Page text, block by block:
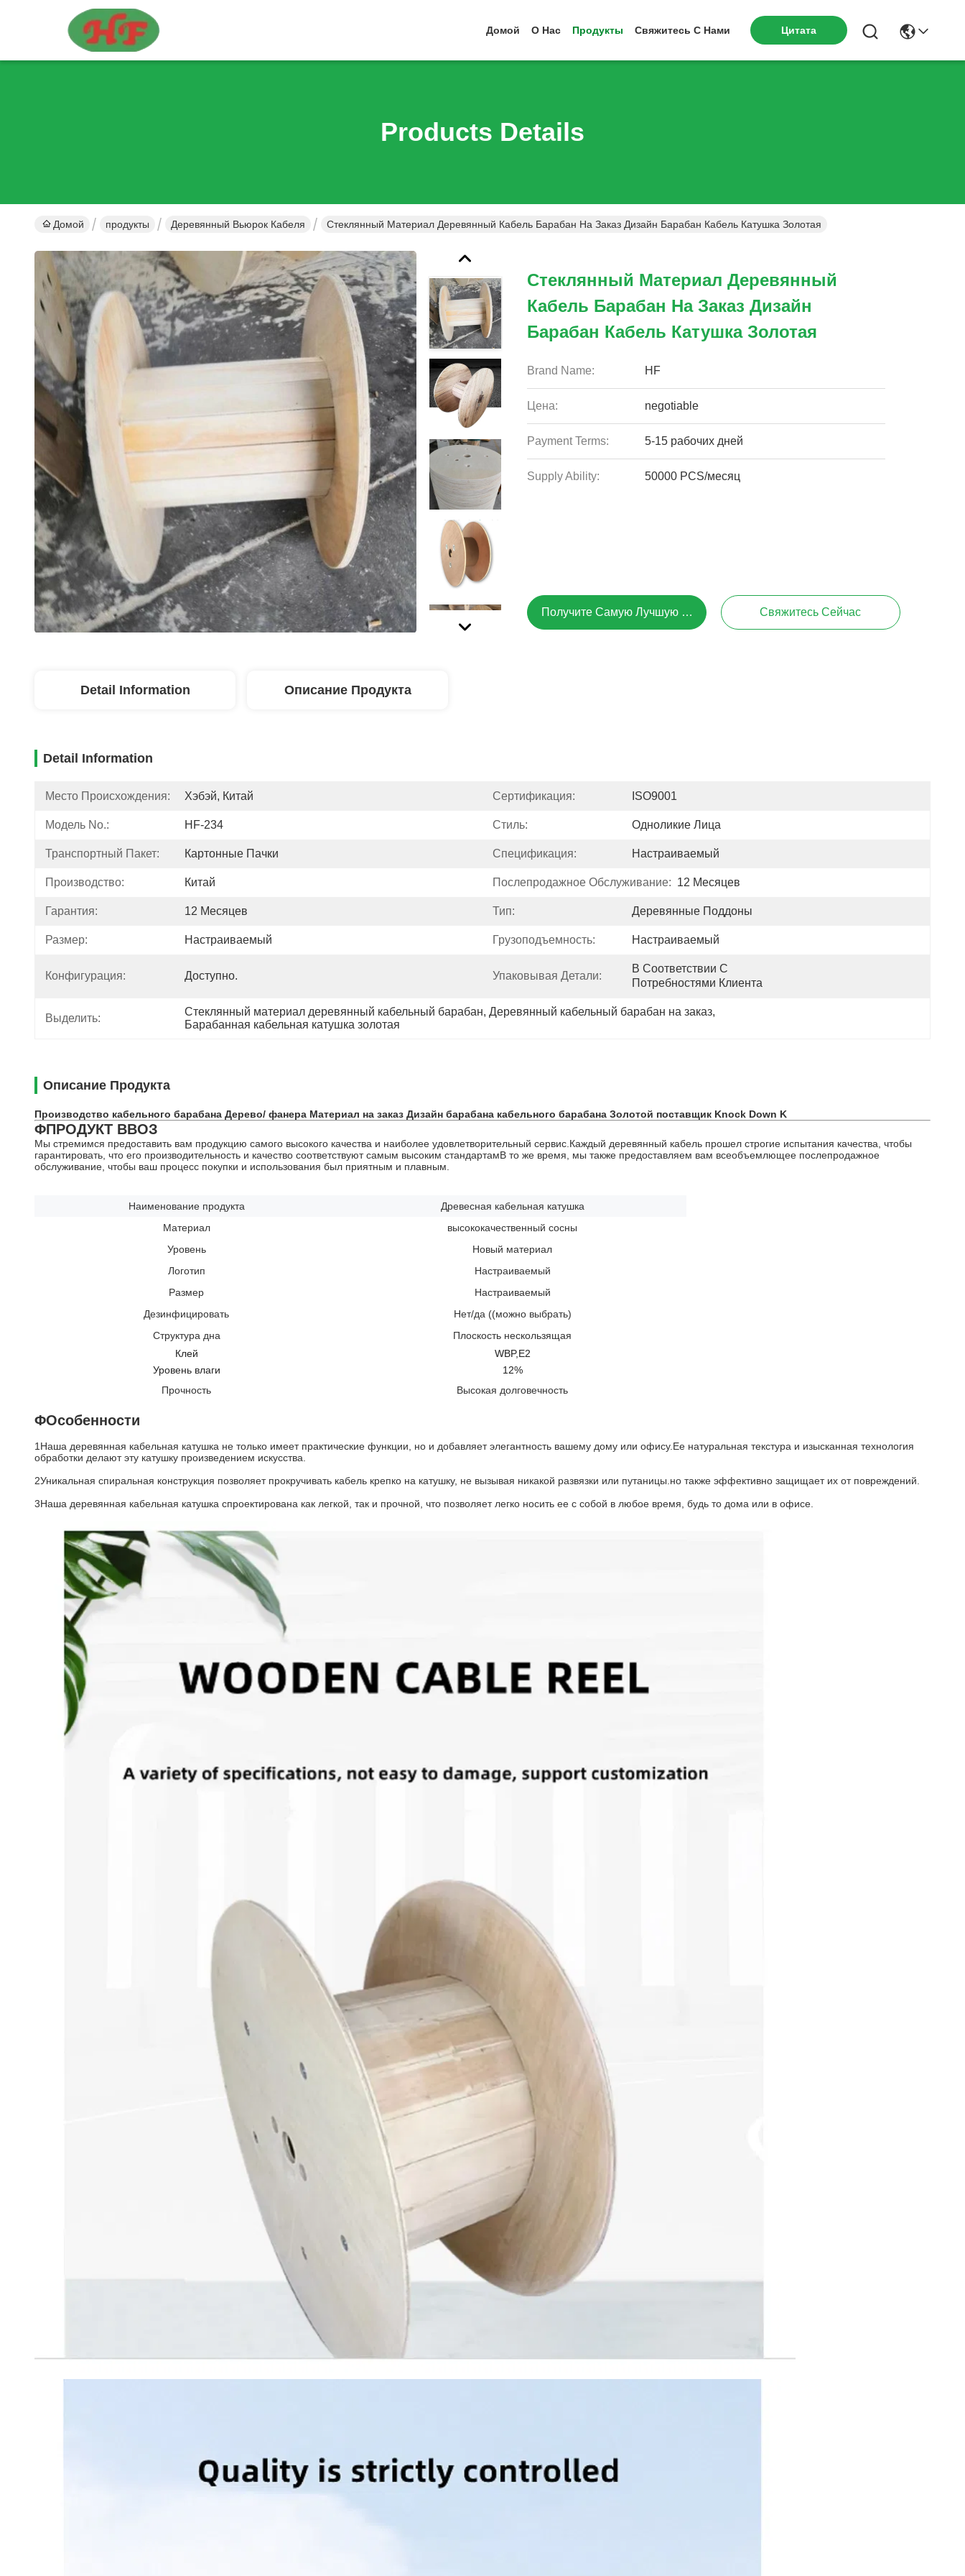
Домой О Нас Продукты Свяжитесь С Нами Цитата
Products Details
Домой продукты Деревянный Вьюрок Кабеля Стеклянный Материал Деревянный Кабель Барабан На Заказ Дизайн Барабан Кабель Катушка Золотая
Стеклянный Материал Деревянный
Кабель Барабан На Заказ Дизайн
Барабан Кабель Катушка Золотая
Brand Name: HF
Цена: negotiable
Payment Terms: 5-15 рабочих дней
Supply Ability: 50000 PCS/месяц
Получите Самую Лучшую Цену Свяжитесь Сейчас
Detail Information Описание Продукта
Detail Information
Место Происхождения: Хэбэй, Китай Сертификация: ISO9001
Модель No.: HF-234 Стиль: Одноликие Лица
Транспортный Пакет: Картонные Пачки Спецификация: Настраиваемый
Производство: Китай Послепродажное Обслуживание: 12 Месяцев
Гарантия: 12 Месяцев Тип: Деревянные Поддоны
Размер: Настраиваемый Грузоподъемность: Настраиваемый
Конфигурация: Доступно. Упаковывая Детали:
В Соответствии С
Потребностями Клиента
Выделить:
Стеклянный материал деревянный кабельный барабан, Деревянный кабельный барабан на заказ,
Барабанная кабельная катушка золотая
Описание Продукта
Производство кабельного барабана Дерево/ фанера Материал на заказ Дизайн барабана кабельного барабана Золотой поставщик Knock Down K
ΦПРОДУКТ ВВОЗ
Мы стремимся предоставить вам продукцию самого высокого качества и наиболее удовлетворительный сервис.Каждый деревянный кабель прошел строгие испытания качества, чтобы
гарантировать, что его производительность и качество соответствуют самым высоким стандартамВ то же время, мы также предоставляем вам всеобъемлющее послепродажное
обслуживание, чтобы ваш процесс покупки и использования был приятным и плавным.
Наименование продукта
Древесная кабельная катушка
Материал
высококачественный сосны
Уровень
Новый материал
Логотип
Настраиваемый
Размер
Настраиваемый
Дезинфицировать
Нет/да ((можно выбрать)
Структура дна
Плоскость нескользящая
Клей
WBP,E2
Уровень влаги
12%
Прочность
Высокая долговечность
ΦОсобенности
1Наша деревянная кабельная катушка не только имеет практические функции, но и добавляет элегантность вашему дому или офису.Ее натуральная текстура и изысканная технология
обработки делают эту катушку произведением искусства.
2Уникальная спиральная конструкция позволяет прокручивать кабель крепко на катушку, не вызывая никакой развязки или путаницы.но также эффективно защищает их от повреждений.
3Наша деревянная кабельная катушка спроектирована как легкой, так и прочной, что позволяет легко носить ее с собой в любое время, будь то дома или в офисе.